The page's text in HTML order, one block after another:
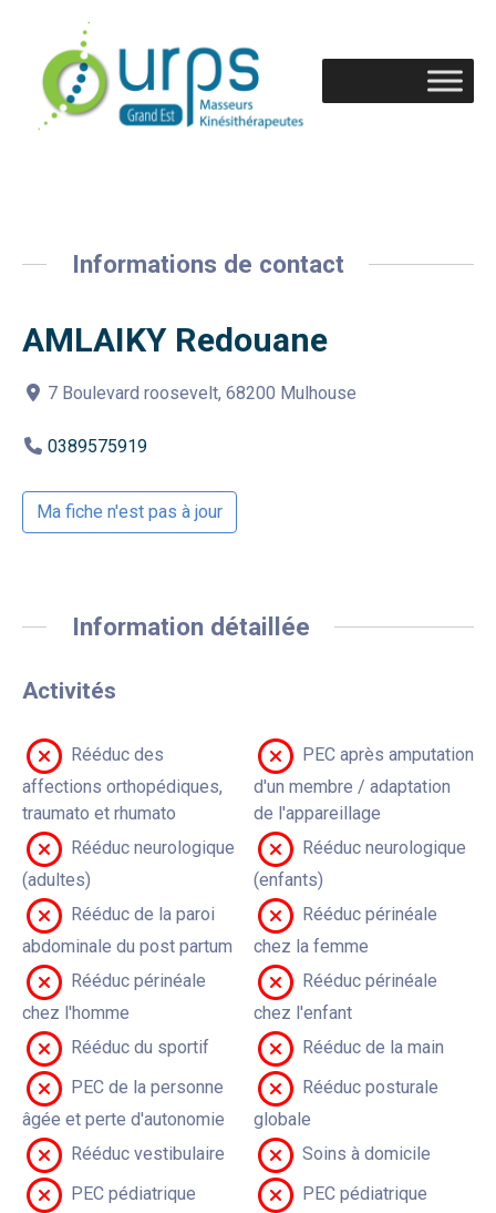
Informations de contact
AMLAIKY Redouane
7 Boulevard roosevelt, 68200 Mulhouse
0389575919
Ma fiche n'est pas à jour
Information détaillée
Activités
Rééduc des
affections orthopédiques,
traumato et rhumato
PEC après amputation
d'un membre / adaptation
de l'appareillage
Rééduc neurologique
(adultes)
Rééduc neurologique
(enfants)
Rééduc de la paroi
abdominale du post partum
Rééduc périnéale
chez la femme
Rééduc périnéale
chez l'homme
Rééduc périnéale
chez l'enfant
Rééduc du sportif
Rééduc de la main
PEC de la personne
âgée et perte d'autonomie
Rééduc posturale
globale
Rééduc vestibulaire
Soins à domicile
PEC pédiatrique
PEC pédiatrique